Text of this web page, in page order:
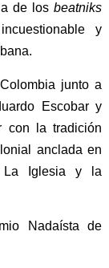
de losbeatniks
y
junto a
Escobar y
con la tradición
anclada en
La Iglesia y la
Nadaísta de